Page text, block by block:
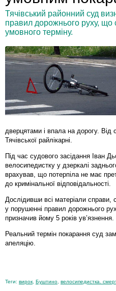
Тячівський районний суд
правил дорожнього руху, що
умовного терміну.
дверцятами і впала на дорогу. Від
Тячівської райлікарні.
Під час судового засідання Іван
велосипедистку у дзеркалі
врахував, що потерпіла не має
до кримінальної відповідальності.
Дослідивши всі матеріали справи,
у порушенні правил дорожнього
призначив йому 5 років ув’язнення.
Реальний термін покарання суд
апеляцію.
Теги: вирок Буштино велосипедистка.